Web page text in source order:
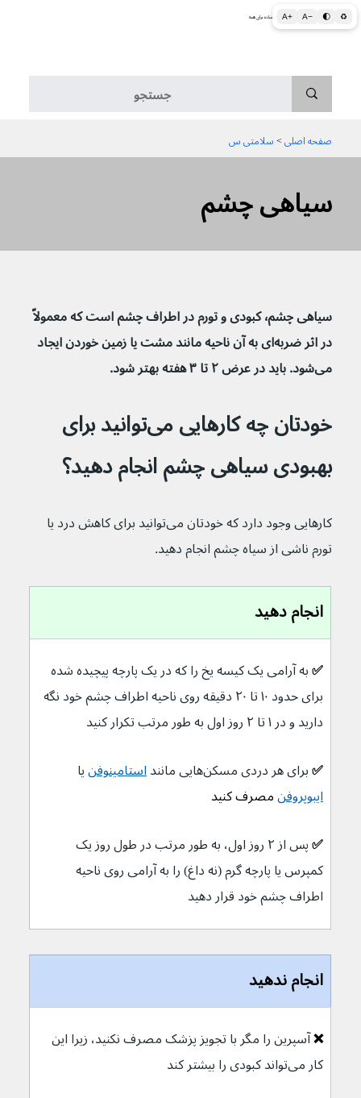
A+ A− 🌓 ♻ اطلاعات پزشکی و بهداشتی به زبان ساده برای همه
سیاهی چشم
صفحه اصلی > سلامتی س
سیاهی چشم٬ کبودی و تورم در اطراف چشم است که معمولاً
در اثر ضربه‌ای به آن ناحیه مانند مشت یا زمین خوردن ایجاد
می‌شود. باید در عرض ۲ تا ۳ هفته بهتر شود.
خودتان چه کارهایی می‌توانید برای
بهبودی سیاهی چشم انجام دهید؟
کارهایی وجود دارد که خودتان می‌توانید برای کاهش درد یا
تورم ناشی از سیاه چشم انجام دهید.
انجام دهید
✅ به آرامی یک کیسه یخ را که در یک پارچه پیچیده شده
برای حدود ۱۰ تا ۲۰ دقیقه روی ناحیه اطراف چشم خود نگه
دارید و در ۱ تا ۲ روز اول به طور مرتب تکرار کنید
✅ برای هر دردی مسکن‌هایی مانند استامینوفنیا
ایبوپروفن مصرف کنید
✅
پس از ۲ روز اول، به طور مرتب در طول روز یک
کمپرس یا پارچه گرم (نه داغ) را به آرامی روی ناحیه
اطراف چشم خود قرار دهید
انجام ندهید
❌ آسپرین را مگر با تجویز پزشک مصرف نکنید، زیرا این
کار می‌تواند کبودی را بیشتر کند